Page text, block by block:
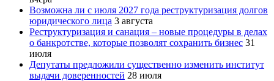
Возможна ли с июля 2027 года реструктуризация долгов
юридического лица 3 августа
Реструктуризация и санация – новые процедуры в делах
о банкротстве, которые позволят сохранить бизнес 31
июля
Депутаты предложили существенно изменить институт
выдачи доверенностей 28 июля